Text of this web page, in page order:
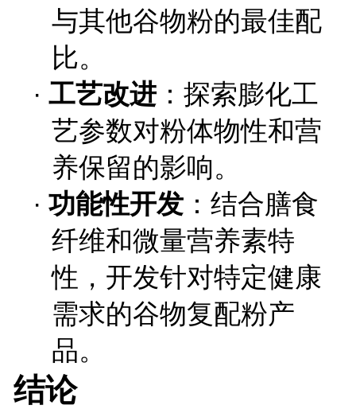
与其他谷物粉的最佳配
比。
· 工艺改进：探索膨化工
艺参数对粉体物性和营
养保留的影响。
· 功能性开发：结合膳食
纤维和微量营养素特
性，开发针对特定健康
需求的谷物复配粉产
品。
结论